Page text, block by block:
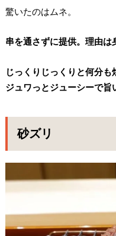
驚いたのはムネ。
串を通さずに提供。理由は
じっくりじっくりと何分
ジュワっとジューシーで旨
砂ズリ